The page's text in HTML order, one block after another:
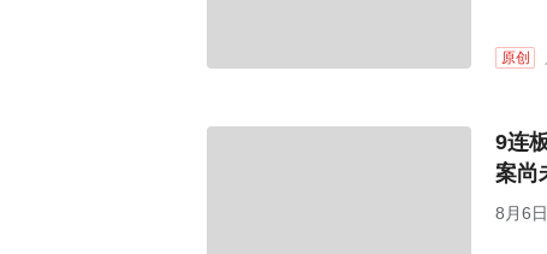
原创
9连
案尚
8月6